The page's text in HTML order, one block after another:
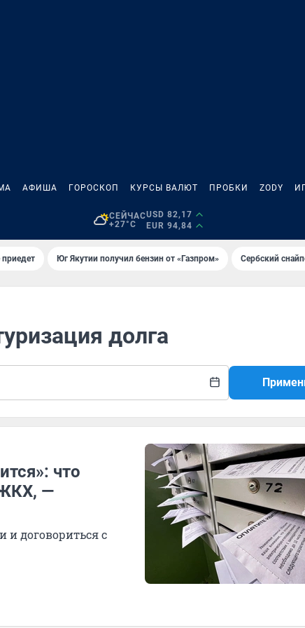
АФИША ГОРОСКОП КУРСЫ ВАЛЮТ ПРОБКИ ZODY
СЕЙЧАС
+27°C
USD 82,17
EUR 94,84
Юг Якутии получил бензин от «Газпром» Сербский
долга
что
ЖКХ, —
и договориться с